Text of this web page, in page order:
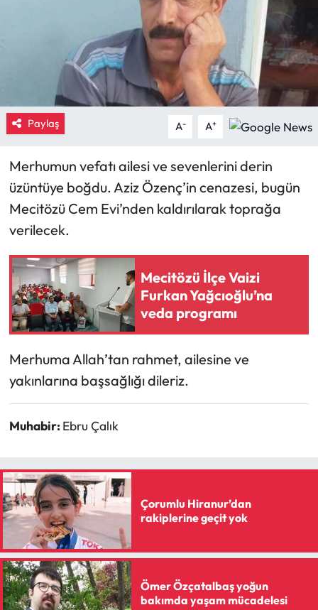
Paylaş A- A+
Merhumun vefatı ailesi ve sevenlerini derin
üzüntüye boğdu. Aziz Özenç’in cenazesi, bugün
Mecitözü Cem Evi’nden kaldırılarak toprağa
verilecek.
Mecitözü İlçe Vaizi
Furkan Yağcıoğlu’na
veda programı
Merhuma Allah’tan rahmet, ailesine ve
yakınlarına başsağlığı dileriz.
Muhabir: Ebru Çalık
Çorumlu Hiranur’dan
rakiplerine geçit yok
Ömer Özçatalbaş yoğun
bakımda yaşam mücadelesi
Güncel
İskilip Haberleri
Kimdir?
Kültür Sanat
Laçin Haberleri
Magazin
Mecitözü Haberleri
Oğuzlar Haberleri
Osmancık Haberleri
Otomotiv
Resmi İlan
Resmi Reklam
Sağlık